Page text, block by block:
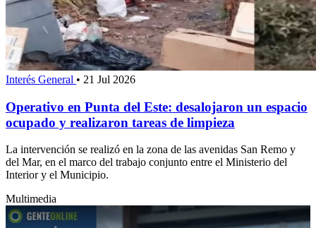
Interés General • 21 Jul 2026
Operativo en Punta del Este: desalojaron un espacio
ocupado y realizaron tareas de limpieza
La intervención se realizó en la zona de las avenidas San Remo y
del Mar, en el marco del trabajo conjunto entre el Ministerio del
Interior y el Municipio.
Multimedia